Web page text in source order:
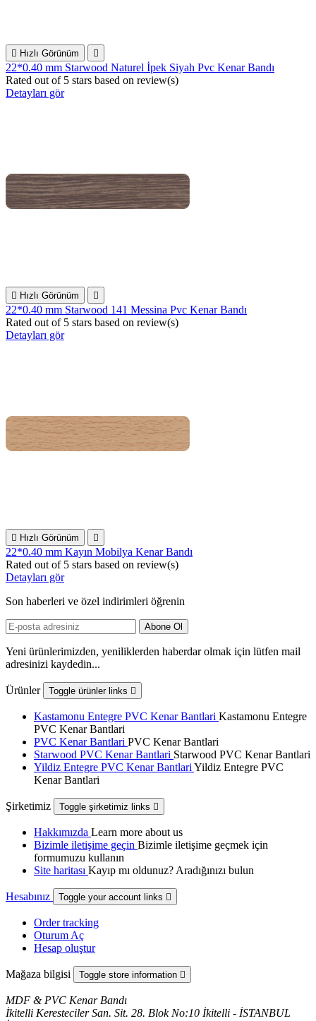
 Hızlı Görünüm 
22*0.40 mm Starwood Naturel İpek Siyah Pvc Kenar Bandı
Rated out of 5 stars based on review(s)
Detayları gör
 Hızlı Görünüm 
22*0.40 mm Starwood 141 Messina Pvc Kenar Bandı
Rated out of 5 stars based on review(s)
Detayları gör
 Hızlı Görünüm 
22*0.40 mm Kayın Mobilya Kenar Bandı
Rated out of 5 stars based on review(s)
Detayları gör
Son haberleri ve özel indirimleri öğrenin
Yeni ürünlerimizden, yeniliklerden haberdar olmak için lütfen mail
adresinizi kaydedin...
Ürünler Toggle ürünler links 
Kastamonu Entegre PVC Kenar Bantlari Kastamonu Entegre
PVC Kenar Bantlari
PVC Kenar Bantlari PVC Kenar Bantlari
Starwood PVC Kenar Bantlari Starwood PVC Kenar Bantlari
Yildiz Entegre PVC Kenar Bantlari Yildiz Entegre PVC
Kenar Bantlari
Şirketimiz Toggle şirketimiz links 
Hakkımızda Learn more about us
Bizimle iletişime geçin Bizimle iletişime geçmek için
formumuzu kullanın
Site haritası Kayıp mı oldunuz? Aradığınızı bulun
Hesabınız Toggle your account links 
Order tracking
Oturum Aç
Hesap oluştur
Mağaza bilgisi Toggle store information 
MDF & PVC Kenar Bandı
İkitelli Keresteciler San. Sit. 28. Blok No:10 İkitelli - İSTANBUL